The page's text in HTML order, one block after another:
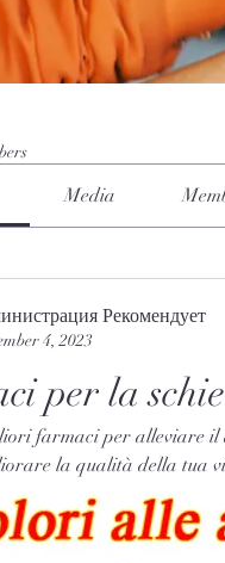
Media
Рекомендует
4, 2023
per la
farmaci per alleviare il
la qualità della tua